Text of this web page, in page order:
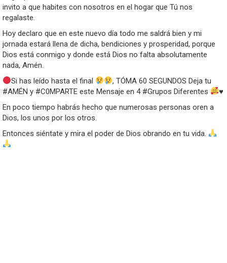
invito a que habites con nosotros en el hogar que Tú nos
regalaste.
Hoy declaro que en este nuevo día todo me saldrá bien y mi
jornada estará llena de dicha, bendiciones y prosperidad, porque
Dios está conmigo y donde está Dios no falta absolutamente
nada, Amén.
Si has leído hasta el final
, TÓMA 60 SEGUNDOS Deja tu
#AMÉN y #C0MPARTE este Mensaje en 4 #Grupos Diferentes
♥️
En poco tiempo habrás hecho que numerosas personas oren a
Dios, los unos por los otros.
Entonces siéntate y mira el poder de Dios obrando en tu vida.